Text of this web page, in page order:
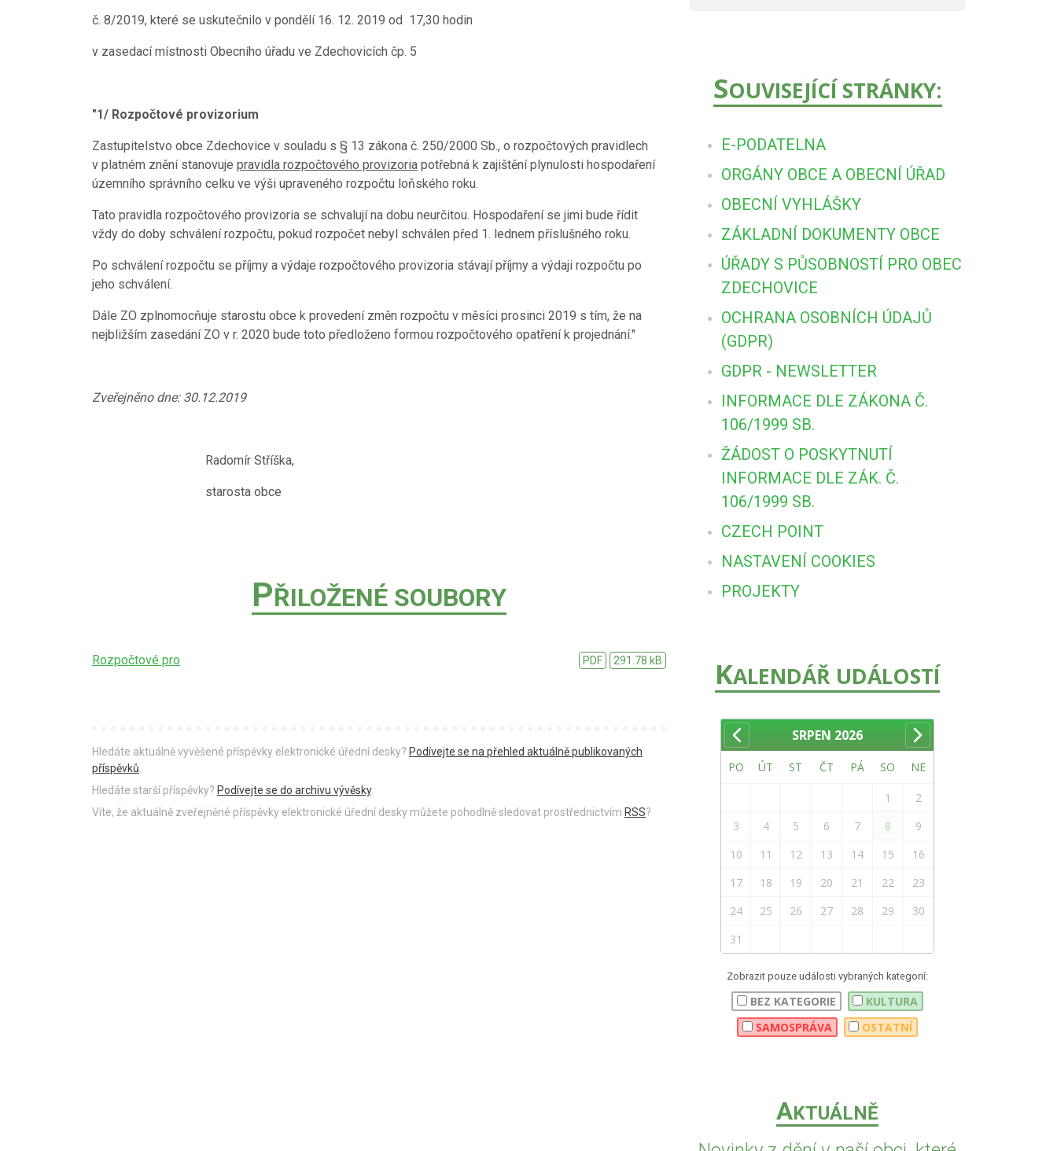
č. 8/2019, které se uskutečnilo v pondělí 16. 12. 2019 od 17,30 hodin
v zasedací místnosti Obecního úřadu ve Zdechovicích čp. 5
"1/ Rozpočtové provizorium
Zastupitelstvo obce Zdechovice v souladu s § 13 zákona č. 250/2000 Sb., o rozpočtových pravidlech
v platném znění stanovuje pravidla rozpočtového provizoria potřebná k zajištění plynulosti hospodaření
územního správního celku ve výši upraveného rozpočtu loňského roku.
Tato pravidla rozpočtového provizoria se schvalují na dobu neurčitou. Hospodaření se jimi bude řídit
vždy do doby schválení rozpočtu, pokud rozpočet nebyl schválen před 1. lednem příslušného roku.
Po schválení rozpočtu se příjmy a výdaje rozpočtového provizoria stávají příjmy a výdaji rozpočtu po
jeho schválení.
Dále ZO zplnomocňuje starostu obce k provedení změn rozpočtu v měsíci prosinci 2019 s tím, že na
nejbližším zasedání ZO v r. 2020 bude toto předloženo formou rozpočtového opatření k projednání."
Zveřejněno dne: 30.12.2019
Radomír Stříška,
starosta obce
PŘILOŽENÉ SOUBORY
Rozpočtové pro PDF 291.78 kB
Hledáte aktuálně vyvěšené příspěvky elektronické úřední desky? Podívejte se na přehled aktuálně publikovaných
příspěvků
Hledáte starší příspěvky? Podívejte se do archivu vývěsky.
Víte, že aktuálně zveřejněné příspěvky elektronické úřední desky můžete pohodlně sledovat prostřednictvím RSS?
SOUVISEJÍCÍ STRÁNKY:
E-PODATELNA
ORGÁNY OBCE A OBECNÍ ÚŘAD
OBECNÍ VYHLÁŠKY
ZÁKLADNÍ DOKUMENTY OBCE
ÚŘADY S PŮSOBNOSTÍ PRO OBEC
ZDECHOVICE
OCHRANA OSOBNÍCH ÚDAJŮ
(GDPR)
GDPR - NEWSLETTER
INFORMACE DLE ZÁKONA Č.
106/1999 SB.
ŽÁDOST O POSKYTNUTÍ
INFORMACE DLE ZÁK. Č.
106/1999 SB.
CZECH POINT
NASTAVENÍ COOKIES
PROJEKTY
KALENDÁŘ UDÁLOSTÍ
SRPEN 2026
PO ÚT ST ČT PÁ SO NE
1
2
3
4 5 6 7 8
9
10
11 12 13 14 15
16
17
18 19 20 21 22
23
24
25 26 27 28 29
30
31
Zobrazit pouze události vybraných kategorií:
BEZ KATEGORIE
KULTURA
SAMOSPRÁVA
OSTATNÍ
AKTUÁLNĚ